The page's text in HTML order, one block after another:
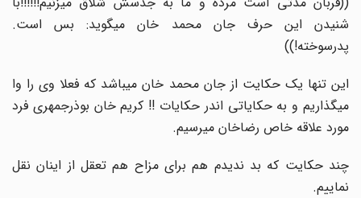
شنیدن این حرف جان محمد خان میگوید: بس است.
پدرسوخته!))
این تنها یک حکایت از جان محمد خان میباشد که فعلا وی را وا
میگذاریم و به حکایاتی اندر حکایات !! کریم خان بوذرجمهری فرد
مورد علاقه خاص رضاخان میرسیم.
چند حکایت که بد ندیدم هم برای مزاح هم تعقل از اینان نقل
نماییم.